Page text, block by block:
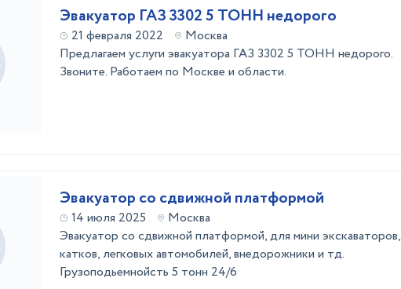
Эвакуатор ГАЗ 3302 5 ТОНН недорого
21 февраля 2022
Москва
Предлагаем услуги эвакуатора ГАЗ 3302 5 ТОНН недорого.
Звоните. Работаем по Москве и области.
Эвакуатор со сдвижной платформой
14 июля 2025
Москва
Эвакуатор со сдвижной платформой, для мини экскаваторов,
катков, легковых автомобилей, внедорожники и тд.
Грузоподьемнойсть 5 тонн 24/6